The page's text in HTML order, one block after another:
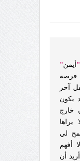
" أيمن"
آخر
يكون
خارج
لي
لا أفهم
أريد أن